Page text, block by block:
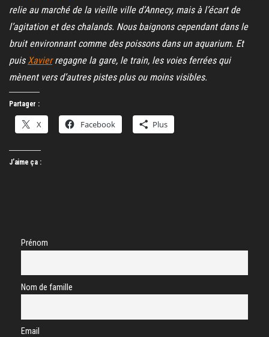
relie au marché de la vieille ville d’Annecy, mais à l’écart de
l’agitation et des chalands. Nous baignons cependant dans le
bruit environnant comme des poissons dans un aquarium. Et
puisXavierregagne la gare, le train, les voies ferrées qui
mènent vers d’autres pistes plus ou moins visibles.
Partager :
X Facebook Plus
J’aime ça :
Prénom
Nom de famille
Email